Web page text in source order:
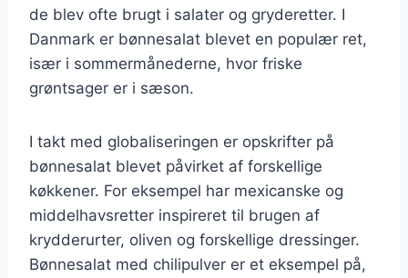
de blev ofte brugt i salater og gryderetter. I
Danmark er bønnesalat blevet en populær ret,
især i sommermånederne, hvor friske
grøntsager er i sæson.
I takt med globaliseringen er opskrifter på
bønnesalat blevet påvirket af forskellige
køkkener. For eksempel har mexicanske og
middelhavsretter inspireret til brugen af
krydderurter, oliven og forskellige dressinger.
Bønnesalat med chilipulver er et eksempel på,